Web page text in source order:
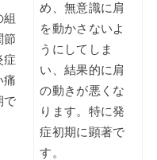
節
症
痛
で
め、無意識に肩
を動かさないよ
うにしてしま
い、結果的に肩
の動きが悪くな
ります。特に発
症初期に顕著で
す。